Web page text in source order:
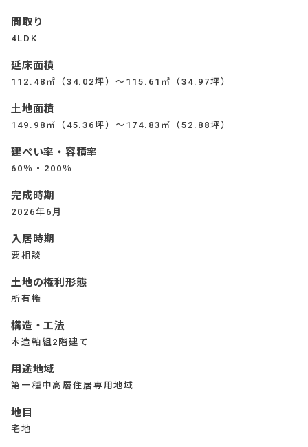
間取り
4LDK
延床面積
112.48㎡（34.02坪）～115.61㎡（34.97坪）
土地面積
149.98㎡（45.36坪）～174.83㎡（52.88坪）
建ぺい率・容積率
60％・200％
完成時期
2026年6月
入居時期
要相談
土地の権利形態
所有権
構造・工法
木造軸組2階建て
用途地域
第一種中高層住居専用地域
地目
宅地